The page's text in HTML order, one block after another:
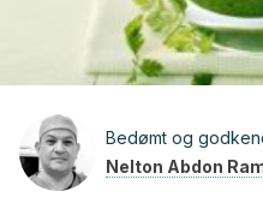
Bedømt og
Nelton Abdon